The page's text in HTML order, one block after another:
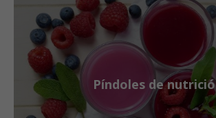
Píndoles de nutrició